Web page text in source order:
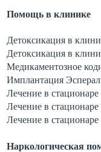
Помощь в клинике
Детоксикация в
Детоксикация в
Медикаментозное
Имплантация
Лечение в стационаре
Лечение в стационаре
Лечение в
Наркологическая